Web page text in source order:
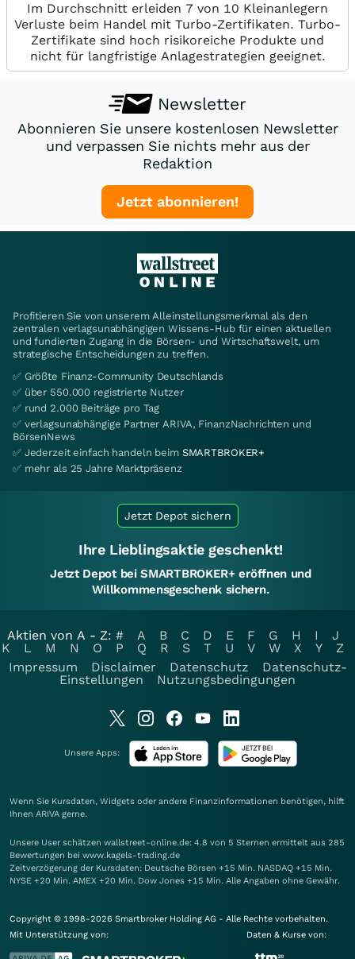
Im Durchschnitt erleiden 7 von 10 Kleinanlegern
Verluste beim Handel mit Turbo-Zertifikaten. Turbo-
Zertifikate sind hoch risikoreiche Produkte und
nicht für langfristige Anlagestrategien geeignet.
Newsletter
Abonnieren Sie unsere kostenlosen Newsletter
und verpassen Sie nichts mehr aus der
Redaktion
Jetzt abonnieren!
Profitieren Sie von unserem Alleinstellungsmerkmal als den
zentralen verlagsunabhängigen Wissens-Hub für einen aktuellen
und fundierten Zugang in die Börsen- und Wirtschaftswelt, um
strategische Entscheidungen zu treffen.
✅ Größte Finanz-Community Deutschlands
✅ über 550.000 registrierte Nutzer
✅ rund 2.000 Beiträge pro Tag
✅ verlagsunabhängige Partner ARIVA, FinanzNachrichten und
BörsenNews
✅ Jederzeit einfach handeln beim SMARTBROKER+
✅ mehr als 25 Jahre Marktpräsenz
Jetzt Depot sichern
Ihre Lieblingsaktie geschenkt!
Jetzt Depot bei SMARTBROKER+ eröffnen und
Willkommensgeschenk sichern.
Aktien von A - Z: # A B C D E F G H I
J
K
L M N O P Q R S T U V W X Y
Z
Impressum
Disclaimer Datenschutz
Datenschutz-
Einstellungen
Nutzungsbedingungen
Unsere Apps:
Wenn Sie Kursdaten, Widgets oder andere Finanzinformationen benötigen, hilft
Ihnen ARIVA gerne.
Unsere User schätzen wallstreet-online.de: 4.8 von 5 Sternen ermittelt aus 285
Bewertungen bei www.kagels-trading.de
Zeitverzögerung der Kursdaten: Deutsche Börsen +15 Min. NASDAQ +15 Min.
NYSE +20 Min. AMEX +20 Min. Dow Jones +15 Min. Alle Angaben ohne Gewähr.
Copyright © 1998-2026 Smartbroker Holding AG - Alle Rechte vorbehalten.
Mit Unterstützung von:
Daten & Kurse von: